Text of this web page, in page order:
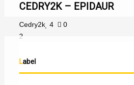
CEDRY2K – EPIDAUR
Cedry2k 4
0
2
Label